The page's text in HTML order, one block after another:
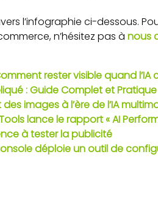
l’infographie ci-dessous.
n’hésitez pas ànous
rester visible quand
: Guide Complet et Pratique
images à l’ère de l’IA
lance le rapport « AI
à tester la publicité
déploie un outil de